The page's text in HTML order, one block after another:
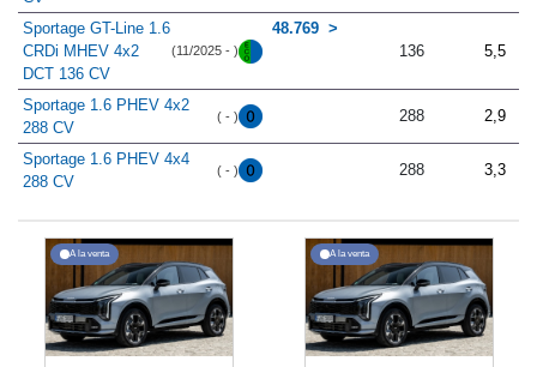
Sportage GT-Line 1.6
CRDi MHEV 4x2
DCT 136 CV
(11/2025 - )
48.769
136
5,5
Sportage 1.6 PHEV 4x2
288 CV
( - ) 288 2,9
Sportage 1.6 PHEV 4x4
288 CV
( - ) 288 3,3
A la venta A la venta